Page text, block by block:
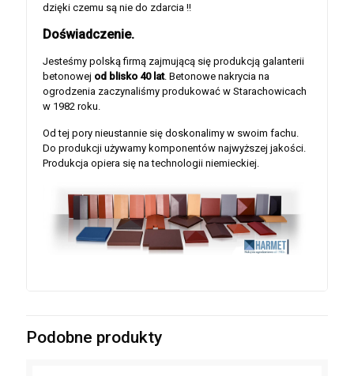
dzięki czemu są nie do zdarcia !!
Doświadczenie.
Jesteśmy polską firmą zajmującą się produkcją galanterii
betonowej od blisko 40 lat. Betonowe nakrycia na
ogrodzenia zaczynaliśmy produkować w Starachowicach
w 1982 roku.
Od tej pory nieustannie się doskonalimy w swoim fachu.
Do produkcji używamy komponentów najwyższej jakości.
Produkcja opiera się na technologii niemieckiej.
Podobne produkty